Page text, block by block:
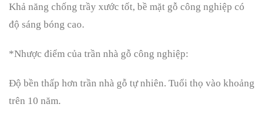
Khả năng chống trầy xước tốt, bề mặt gỗ công nghiệp có
độ sáng bóng cao.
*Nhược điểm của trần nhà gỗ công nghiệp:
Độ bền thấp hơn trần nhà gỗ tự nhiên. Tuổi thọ vào khoảng
trên 10 năm.